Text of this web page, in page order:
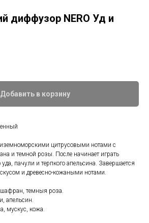
диффузор NERO Уд и
Добавить в корзину
цитрусовыми нотами с
и темной розы. После начинает играть
пачули и терпкого апельсина. Завершается
и древесно-кожаными нотами.
темныя роза.
апельсин.
мускус, кожа.